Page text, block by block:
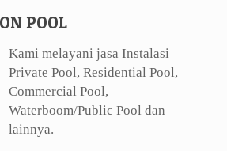
POOL
Kami melayani jasa Instalasi
Private Pool, Residential Pool,
Commercial Pool,
Waterboom/Public Pool dan
lainnya.